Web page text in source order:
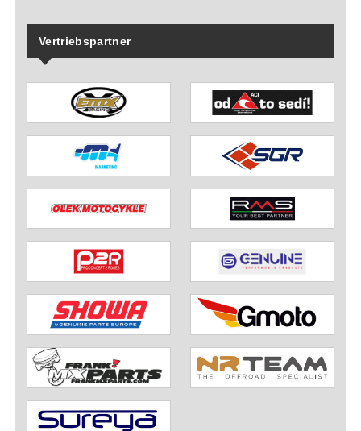
Vertriebspartner